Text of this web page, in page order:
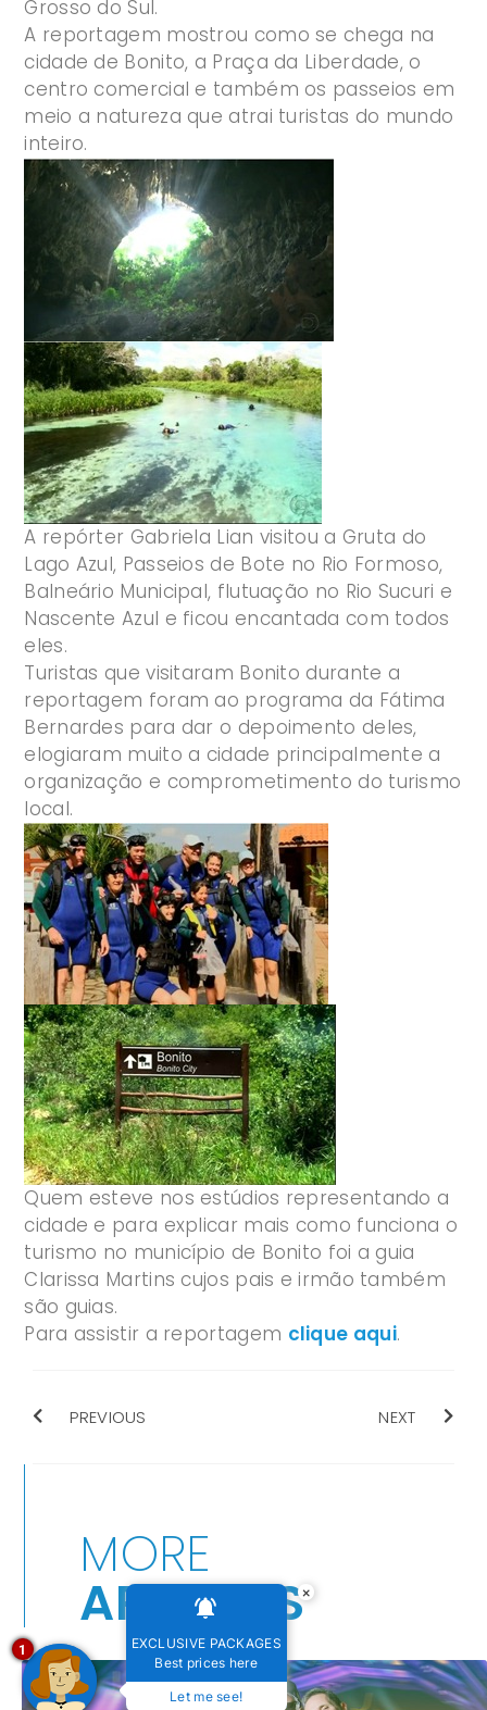
Grosso do Sul.
A reportagem mostrou como se chega na
cidade de Bonito, a Praça da Liberdade, o
centro comercial e também os passeios em
meio a natureza que atrai turistas do mundo
inteiro.
A repórter Gabriela Lian visitou a Gruta do
Lago Azul, Passeios de Bote no Rio Formoso,
Balneário Municipal, flutuação no Rio Sucuri e
Nascente Azul e ficou encantada com todos
eles.
Turistas que visitaram Bonito durante a
reportagem foram ao programa da Fátima
Bernardes para dar o depoimento deles,
elogiaram muito a cidade principalmente a
organização e comprometimento do turismo
local.
Quem esteve nos estúdios representando a
cidade e para explicar mais como funciona o
turismo no município de Bonito foi a guia
Clarissa Martins cujos pais e irmão também
são guias.
Para assistir a reportagem clique aqui.
PREVIOUS NEXT
MORE
ARTICLES×
EXCLUSIVE PACKAGES
Best prices here
Let me see!
1